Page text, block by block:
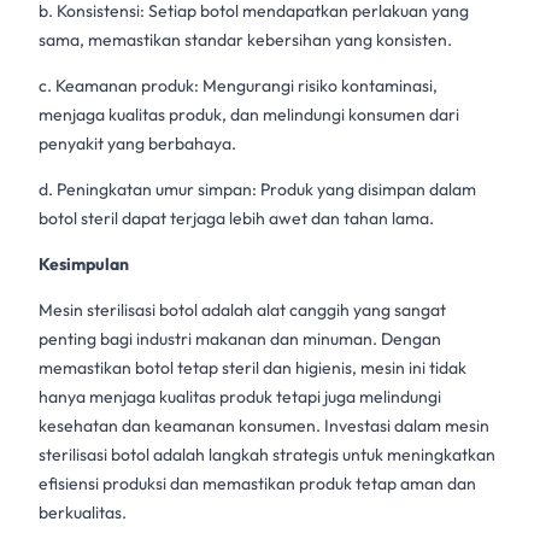
b. Konsistensi: Setiap botol mendapatkan perlakuan yang
sama, memastikan standar kebersihan yang konsisten.
c. Keamanan produk: Mengurangi risiko kontaminasi,
menjaga kualitas produk, dan melindungi konsumen dari
penyakit yang berbahaya.
d. Peningkatan umur simpan: Produk yang disimpan dalam
botol steril dapat terjaga lebih awet dan tahan lama.
Kesimpulan
Mesin sterilisasi botoladalah alat canggih yang sangat
penting bagi industri makanan dan minuman. Dengan
memastikan botol tetap steril dan higienis, mesin ini tidak
hanya menjaga kualitas produk tetapi juga melindungi
kesehatan dan keamanan konsumen. Investasi dalam mesin
sterilisasi botoladalah langkah strategis untuk meningkatkan
efisiensi produksi dan memastikan produk tetap aman dan
berkualitas.